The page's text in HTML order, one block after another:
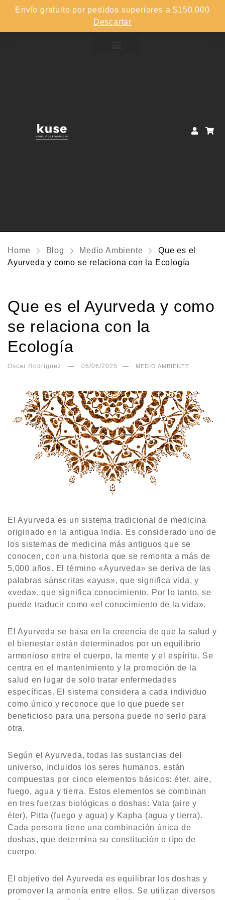
Envío gratuito por pedidos superiores a $150.000
Descartar
Home Blog Medio Ambiente
Que es el
Ayurveda y como se relaciona con la Ecología
Que es el Ayurveda y como
se relaciona con la
Ecología
Oscar Rodríguez 06/06/2025 MEDIO AMBIENTE
El Ayurveda es un sistema tradicional de medicina
originado en la antigua India. Es considerado uno de
los sistemas de medicina más antiguos que se
conocen, con una historia que se remonta a más de
5,000 años. El término «Ayurveda» se deriva de las
palabras sánscritas «ayus», que significa vida, y
«veda», que significa conocimiento. Por lo tanto, se
puede traducir como «el conocimiento de la vida».
El Ayurveda se basa en la creencia de que la salud y
el bienestar están determinados por un equilibrio
armonioso entre el cuerpo, la mente y el espíritu. Se
centra en el mantenimiento y la promoción de la
salud en lugar de solo tratar enfermedades
específicas. El sistema considera a cada individuo
como único y reconoce que lo que puede ser
beneficioso para una persona puede no serlo para
otra.
Según el Ayurveda, todas las sustancias del
universo, incluidos los seres humanos, están
compuestas por cinco elementos básicos: éter, aire,
fuego, agua y tierra. Estos elementos se combinan
en tres fuerzas biológicas o doshas: Vata (aire y
éter), Pitta (fuego y agua) y Kapha (agua y tierra).
Cada persona tiene una combinación única de
doshas, que determina su constitución o tipo de
cuerpo.
El objetivo del Ayurveda es equilibrar los doshas y
promover la armonía entre ellos. Se utilizan diversos